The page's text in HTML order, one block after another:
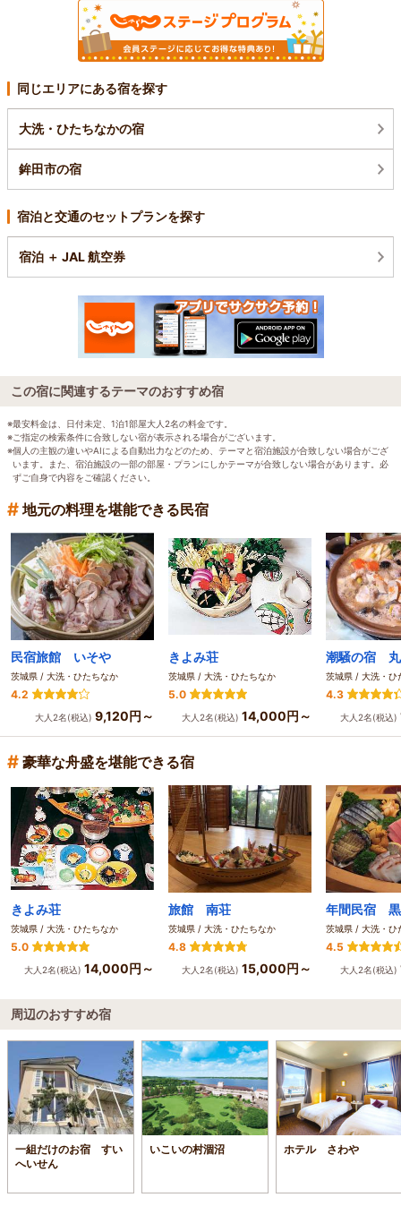
同じエリアにある宿を探す
大洗・ひたちなかの宿
鉾田市の宿
宿泊と交通のセットプランを探す
宿泊 ＋ JAL 航空券
この宿に関連するテーマのおすすめ宿
※最安料金は、日付未定、1泊1部屋大人2名の料金です。
※ご指定の検索条件に合致しない宿が表示される場合がございます。
※個人の主観の違いやAIによる自動出力などのため、テーマと宿泊施設が合致しない場合がござ
います。また、宿泊施設の一部の部屋・プランにしかテーマが合致しない場合があります。必
ずご自身で内容をご確認ください。
# 地元の料理を堪能できる民宿
民宿旅館 いそや
茨城県 / 大洗・ひたちなか
4.2
大人2名(税込) 9,120円～
きよみ荘
茨城県 / 大洗・ひたちなか
5.0
大人2名(税込) 14,000円～
潮騒の宿
茨城県 / 大洗・ひ
4.3
大人2名(税込)
# 豪華な舟盛を堪能できる宿
きよみ荘
茨城県 / 大洗・ひたちなか
5.0
大人2名(税込) 14,000円～
旅館 南荘
茨城県 / 大洗・ひたちなか
4.8
大人2名(税込) 15,000円～
年間民宿
茨城県 / 大洗・ひ
4.5
大人2名(税込)
周辺のおすすめ宿
一組だけのお宿 すい
へいせん
いこいの村涸沼 ホテル さわや